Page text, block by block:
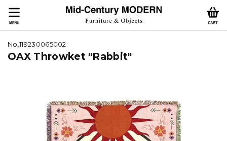
No.119230065002
OAX Throwket "Rabbit"